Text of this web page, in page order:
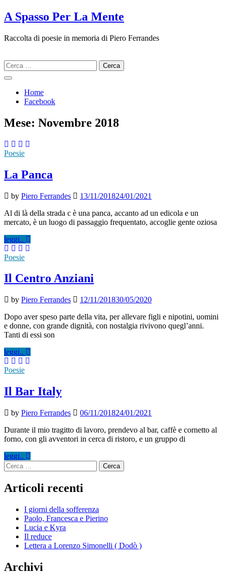
Skip
to
A Spasso Per La Mente
Raccolta di poesie in memoria di Piero Ferrandes
Ricerca
per:
Home
Facebook
Mese: Novembre 2018
Poesie
La Panca
by Piero Ferrandes 13/11/201824/01/2021
Al di là della strada c è una panca, accanto ad un edicola e un
mercato, è un luogo di passaggio frequentato, accoglie gente oziosa
leggi..
Poesie
Il Centro Anziani
by Piero Ferrandes 12/11/201830/05/2020
Dopo aver speso parte della vita, per allevare figli e nipotini, uomini
e donne, con grande dignità, con nostalgia rivivono quegl’anni.
Tanti di essi son
leggi..
Poesie
Il Bar Italy
by Piero Ferrandes 06/11/201824/01/2021
Durante il mio tragitto di lavoro, prendevo al bar, caffè e cornetto al
forno, con gli avventori in cerca di ristoro, e un gruppo di
leggi..
Ricerca
per:
Articoli recenti
I giorni della sofferenza
Paolo, Francesca e Pierino
Lucia e Kyra
Il reduce
Lettera a Lorenzo Simonelli ( Dodò )
Archivi